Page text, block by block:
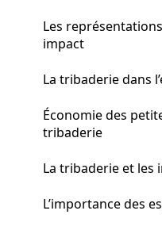
Les
impact
La tribaderie dans
Économie des
tribaderie
La tribaderie et les
L’importance des